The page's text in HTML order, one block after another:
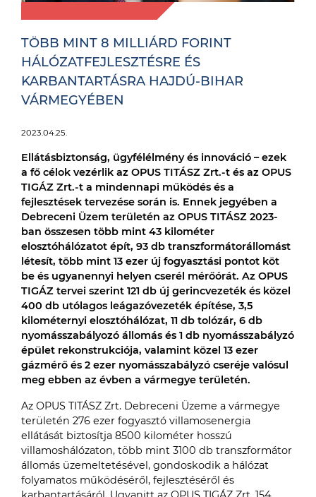
TÖBB MINT 8 MILLIÁRD FORINT
HÁLÓZATFEJLESZTÉSRE ÉS
KARBANTARTÁSRA HAJDÚ-BIHAR
VÁRMEGYÉBEN
2023.04.25.
Ellátásbiztonság, ügyfélélmény és innováció – ezek
a fő célok vezérlik az OPUS TITÁSZ Zrt.-t és az OPUS
TIGÁZ Zrt.-t a mindennapi működés és a
fejlesztések tervezése során is. Ennek jegyében a
Debreceni Üzem területén az OPUS TITÁSZ 2023-
ban összesen több mint 43 kilométer
elosztóhálózatot épít, 93 db transzformátorállomást
létesít, több mint 13 ezer új fogyasztási pontot köt
be és ugyanennyi helyen cserél mérőórát. Az OPUS
TIGÁZ tervei szerint 121 db új gerincvezeték és közel
400 db utólagos leágazóvezeték építése, 3,5
kilométernyi elosztóhálózat, 11 db tolózár, 6 db
nyomásszabályozó állomás és 1 db nyomásszabályzó
épület rekonstrukciója, valamint közel 13 ezer
gázmérő és 2 ezer nyomásszabályzó cseréje valósul
meg ebben az évben a vármegye területén.
Az OPUS TITÁSZ Zrt. Debreceni Üzeme a vármegye
területén 276 ezer fogyasztó villamosenergia
ellátását biztosítja 8500 kilométer hosszú
villamoshálózaton, több mint 3100 db transzformátor
állomás üzemeltetésével, gondoskodik a hálózat
folyamatos működéséről, fejlesztéséről és